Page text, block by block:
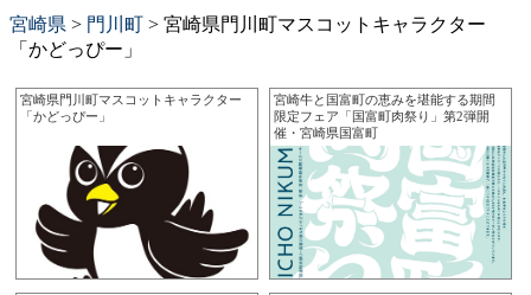
宮崎県 > 門川町 > 宮崎県門川町マスコットキャラクター
「かどっぴー」
宮崎県門川町マスコットキャラクター
「かどっぴー」
宮崎牛と国富町の恵みを堪能する期間
限定フェア「国富町肉祭り」第2弾開
催・宮崎県国富町